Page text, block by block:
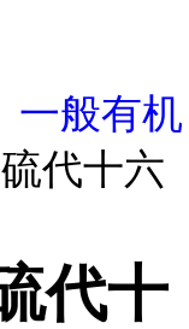
一般有机
代十六
代十